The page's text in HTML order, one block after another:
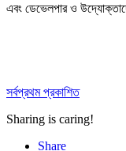
এবং ডেভেলপার ও
সর্বপ্রথম প্রকাশিত
Sharing is caring!
Share